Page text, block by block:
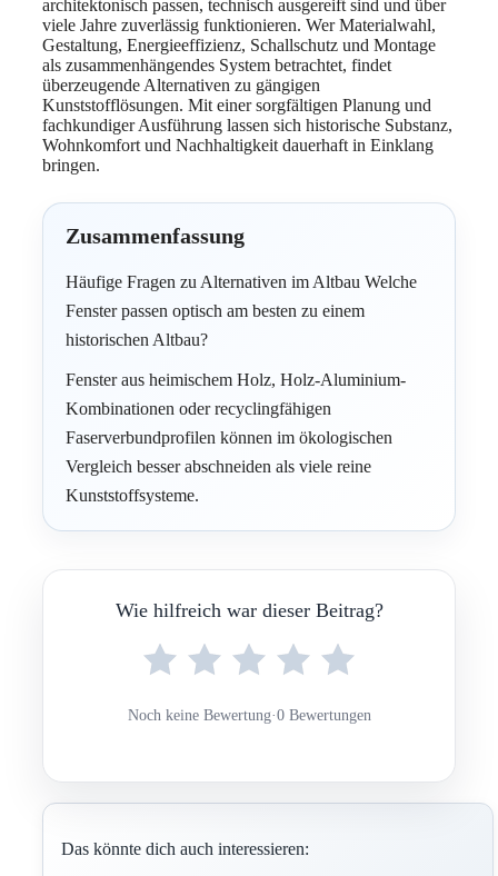
architektonisch passen, technisch ausgereift sind und über
viele Jahre zuverlässig funktionieren. Wer Materialwahl,
Gestaltung, Energieeffizienz, Schallschutz und Montage
als zusammenhängendes System betrachtet, findet
überzeugende Alternativen zu gängigen
Kunststofflösungen. Mit einer sorgfältigen Planung und
fachkundiger Ausführung lassen sich historische Substanz,
Wohnkomfort und Nachhaltigkeit dauerhaft in Einklang
bringen.
Zusammenfassung
Häufige Fragen zu Alternativen im Altbau Welche
Fenster passen optisch am besten zu einem
historischen Altbau?
Fenster aus heimischem Holz, Holz-Aluminium-
Kombinationen oder recyclingfähigen
Faserverbundprofilen können im ökologischen
Vergleich besser abschneiden als viele reine
Kunststoffsysteme.
Wie hilfreich war dieser Beitrag?
Noch keine Bewertung·0 Bewertungen
Das könnte dich auch interessieren: